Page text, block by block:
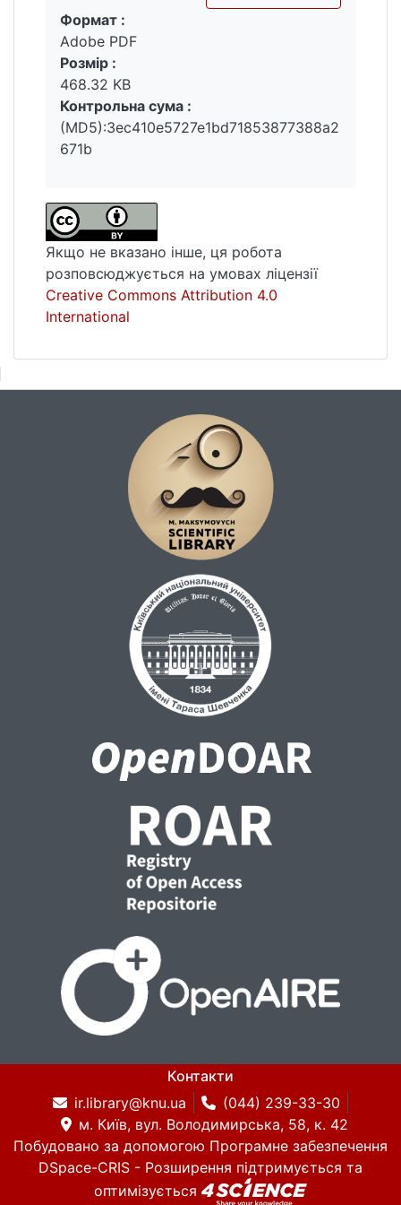
особистісне зростання, мета в житті,
низька соціальна дистантність,
суб’єктивне психологічне благополуччя;
для дівчат: позитивні стосунки, автономія,
самоприйняття, соціальне схвалення,
позитивне ставлення, суб’єктивне
психологічне благополуччя.
Вантажиться...
Формат :
Adobe PDF
Розмір :
468.32 KB
Контрольна сума :
(MD5):3ec410e5727e1bd71853877388a2
671b
Якщо не вказано інше, ця робота
розповсюджується на умовах ліцензії
Creative Commons Attribution 4.0
International
Контакти
ir.library@knu.ua
(044) 239-33-30
м. Київ, вул. Володимирська, 58, к. 42
Побудовано за допомогою Програмне забезпечення
DSpace-CRIS - Розширення підтримується та
оптимізується